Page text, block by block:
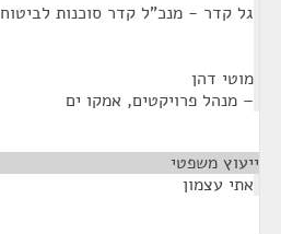
גל קדר - מנכ"ל קדר סוכנות לביטוח
מוטי דהן
– מנהל פרויקטים, אמקו ים
ייעוץ משפטי
אתי עצמון